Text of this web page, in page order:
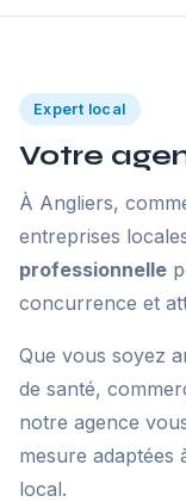
Expert local
Votre
À Angliers,
entreprises
professionnelle
concurrence et
Que vous soyez
de santé,
notre agence
mesure adaptées
local.